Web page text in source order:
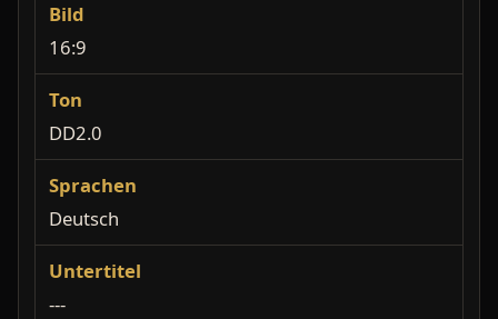
Bild
16:9
Ton
DD2.0
Sprachen
Deutsch
Untertitel
---